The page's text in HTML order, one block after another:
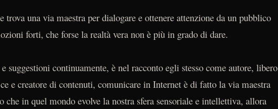
trova una via maestra per dialogare e ottenere attenzione da un pubblico
forti, che forse la realtà vera non è più in grado di dare.
suggestioni continuamente, è nel racconto egli stesso come autore, libero
e creatore di contenuti, comunicare in Internet è di fatto la via maestra
che in quel mondo evolve la nostra sfera sensoriale e intellettiva, allora